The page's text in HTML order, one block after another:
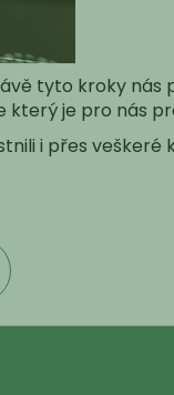
tyto kroky nás
který je pro nás
i přes